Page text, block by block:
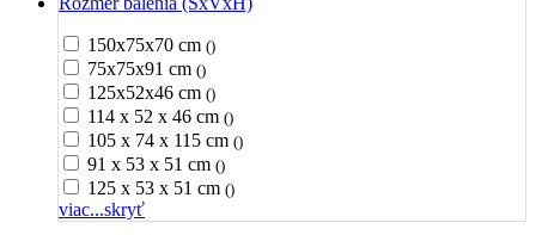
150x75x70 cm ()
75x75x91 cm ()
125x52x46 cm ()
114 x 52 x 46 cm ()
105 x 74 x 115 cm ()
91 x 53 x 51 cm ()
125 x 53 x 51 cm ()
viac...skryť